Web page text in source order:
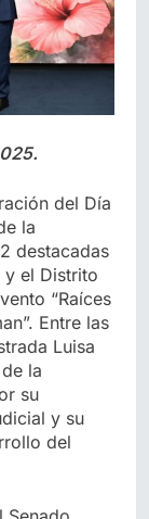
del Día
la
destacadas
y el Distrito
“Raíces
Entre las
Luisa
la
su
y su
del